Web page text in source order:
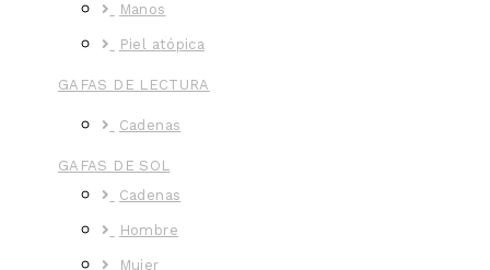
Manos
Piel atópica
GAFAS DE LECTURA
Cadenas
GAFAS DE SOL
Cadenas
Hombre
Mujer